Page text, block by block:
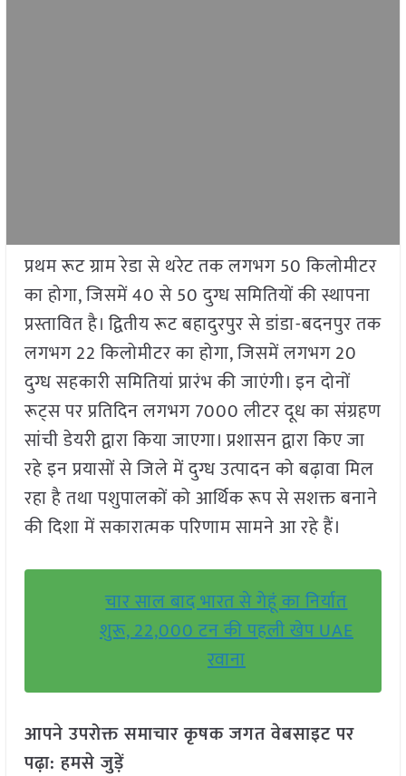
प्रथम रूट ग्राम रेडा से थरेट तक लगभग 50 किलोमीटर
का होगा, जिसमें 40 से 50 दुग्ध समितियों की स्थापना
प्रस्तावित है। द्वितीय रूट बहादुरपुर से डांडा-बदनपुर तक
लगभग 22 किलोमीटर का होगा, जिसमें लगभग 20
दुग्ध सहकारी समितियां प्रारंभ की जाएंगी। इन दोनों
रूट्स पर प्रतिदिन लगभग 7000 लीटर दूध का संग्रहण
सांची डेयरी द्वारा किया जाएगा। प्रशासन द्वारा किए जा
रहे इन प्रयासों से जिले में दुग्ध उत्पादन को बढ़ावा मिल
रहा है तथा पशुपालकों को आर्थिक रूप से सशक्त बनाने
की दिशा में सकारात्मक परिणाम सामने आ रहे हैं।
चार साल बाद भारत से गेहूं का निर्यात
शुरू, 22,000 टन की पहली खेप UAE
रवाना
आपने उपरोक्त समाचार कृषक जगत वेबसाइट पर
पढ़ा: हमसे जुड़ें